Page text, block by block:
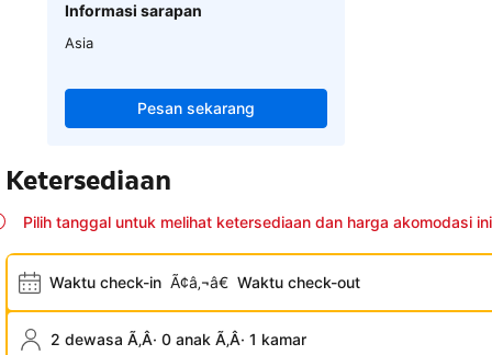
Informasi sarapan
Asia
Pesan sekarang
Ketersediaan
Pilih tanggal untuk melihat ketersediaan dan harga akomodasi ini
Waktu check-in Ã¢â‚¬â€ Waktu check-out
2 dewasa Ã‚Â· 0 anak Ã‚Â· 1 kamar